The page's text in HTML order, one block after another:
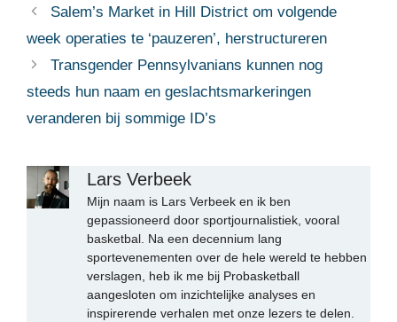
Salem’s Market in Hill District om volgende
week operaties te ‘pauzeren’, herstructureren
Transgender Pennsylvanians kunnen nog
steeds hun naam en geslachtsmarkeringen
veranderen bij sommige ID’s
Lars Verbeek
Mijn naam is Lars Verbeek en ik ben
gepassioneerd door sportjournalistiek, vooral
basketbal. Na een decennium lang
sportevenementen over de hele wereld te hebben
verslagen, heb ik me bij Probasketball
aangesloten om inzichtelijke analyses en
inspirerende verhalen met onze lezers te delen.